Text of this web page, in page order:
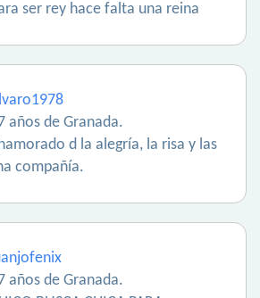
ser rey hace falta una reina
años de Granada.
d la alegría, la risa y las
compañía.
años de Granada.